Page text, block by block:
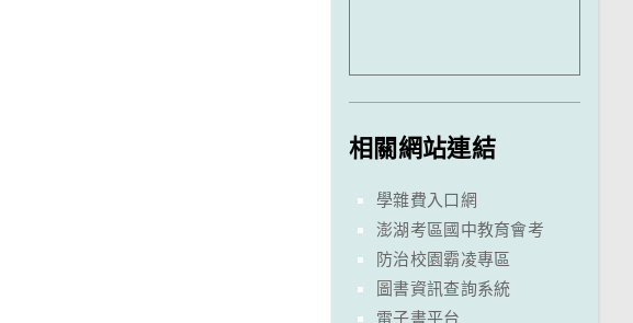
相關網站連結
學雜費入口網
澎湖考區國中教育會考
防治校園霸凌專區
圖書資訊查詢系統
電子書平台